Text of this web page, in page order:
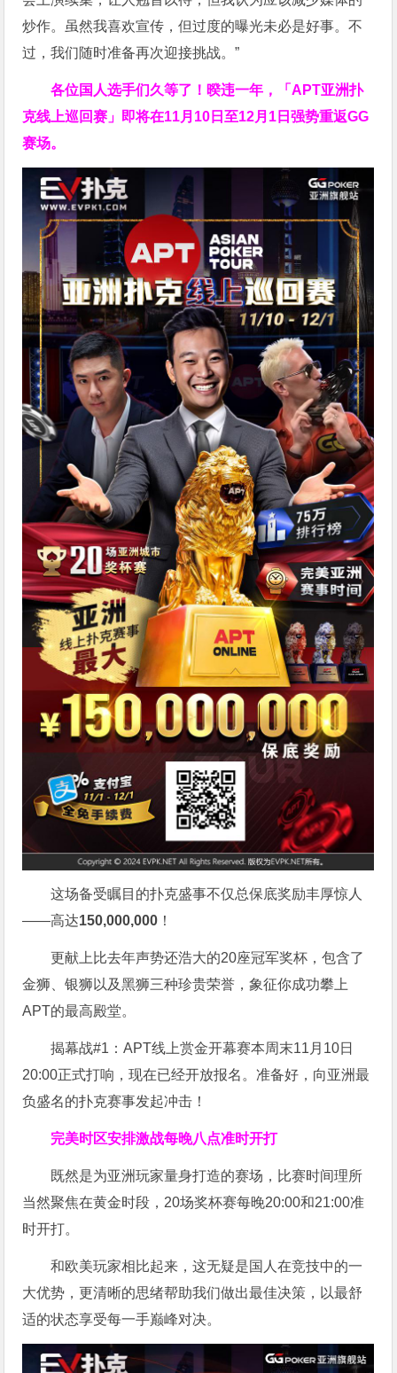
炒作。虽然我喜欢宣传，但过度的曝光未必是好事。不
过，我们随时准备再次迎接挑战。”
各位国人选手们久等了！暌违一年，「APT亚洲扑
克线上巡回赛」即将在11月10日至12月1日强势重返GG
赛场。
这场备受瞩目的扑克盛事不仅总保底奖励丰厚惊人
——高达150,000,000 ！
更献上比去年声势还浩大的20座冠军奖杯，包含了
金狮、银狮以及黑狮三种珍贵荣誉，象征你成功攀上
APT的最高殿堂。
揭幕战#1：APT线上赏金开幕赛本周末11月10日
20:00正式打响，现在已经开放报名。准备好，向亚洲最
负盛名的扑克赛事发起冲击！
完美时区安排激战每晚八点准时开打
既然是为亚洲玩家量身打造的赛场，比赛时间理所
当然聚焦在黄金时段，20场奖杯赛每晚20:00和21:00准
时开打。
和欧美玩家相比起来，这无疑是国人在竞技中的一
大优势，更清晰的思绪帮助我们做出最佳决策，以最舒
适的状态享受每一手巅峰对决。